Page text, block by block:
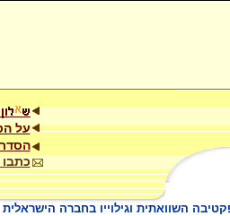
על
כתבו
השוואתית וגילוייו בחברה הישראלית